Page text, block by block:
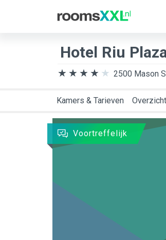
Bestemming
Hotel Riu
2500 Mason
Kamers & Tarieven Overzicht
Voortreffelijk